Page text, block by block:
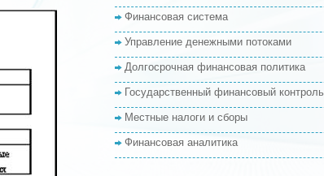
Финансовая система
Управление денежными потоками
Долгосрочная финансовая политика
Государственный финансовый контроль
Местные налоги и сборы
Финансовая аналитика